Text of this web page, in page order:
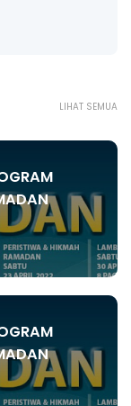
LIHAT SEMUA